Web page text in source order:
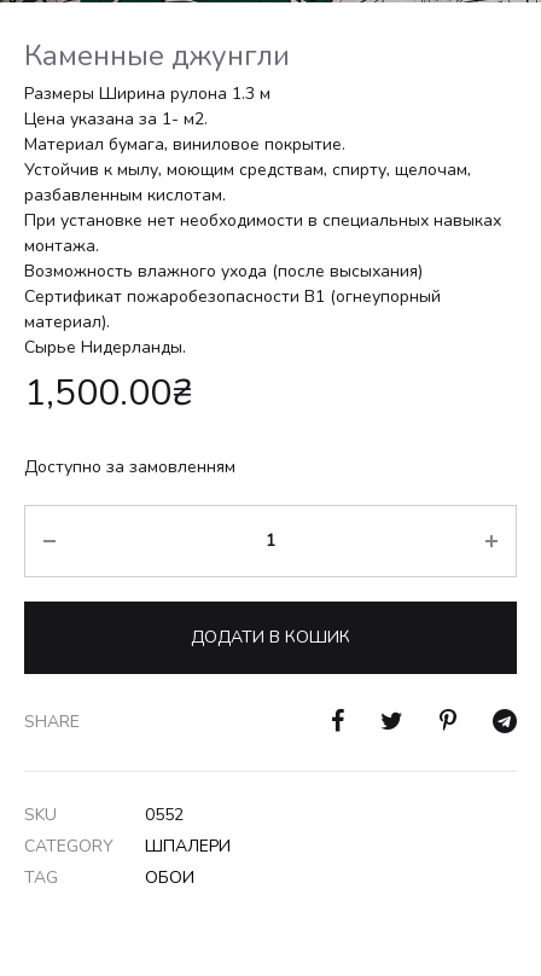
Каменные джунгли
Размеры Ширина рулона 1.3 м
Цена указана за 1- м2.
Материал бумага, виниловое покрытие.
Устойчив к мылу, моющим средствам, спирту, щелочам,
разбавленным кислотам.
При установке нет необходимости в специальных навыках
монтажа.
Возможность влажного ухода (после высыхания)
Сертификат пожаробезопасности В1 (огнеупорный
материал).
Сырье Нидерланды.
1,500.00₴
Доступно за замовленням
ДОДАТИ В КОШИК
SHARE
SKU
0552
CATEGORY
ШПАЛЕРИ
TAG
ОБОИ